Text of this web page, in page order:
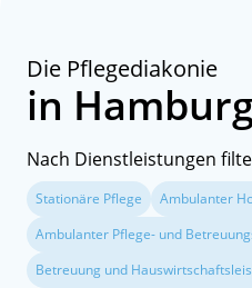
Die Pflegediakonie
in
Nach Dienstleistungen
Stationäre Pflege Ambulanter
Ambulanter Pflege- und
Betreuung und